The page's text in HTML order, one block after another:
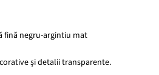
fină negru-argintiu mat
și detalii transparente.